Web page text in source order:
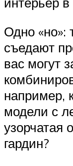
Одно «но»:
съедают
вас могут
например,
модели с
узорчатая
гардин?